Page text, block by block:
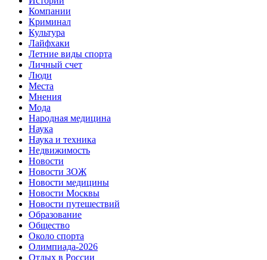
Компании
Криминал
Культура
Лайфхаки
Летние виды спорта
Личный счет
Люди
Места
Мнения
Мода
Народная медицина
Наука
Наука и техника
Недвижимость
Новости
Новости ЗОЖ
Новости медицины
Новости Москвы
Новости путешествий
Образование
Общество
Около спорта
Олимпиада-2026
Отдых в России